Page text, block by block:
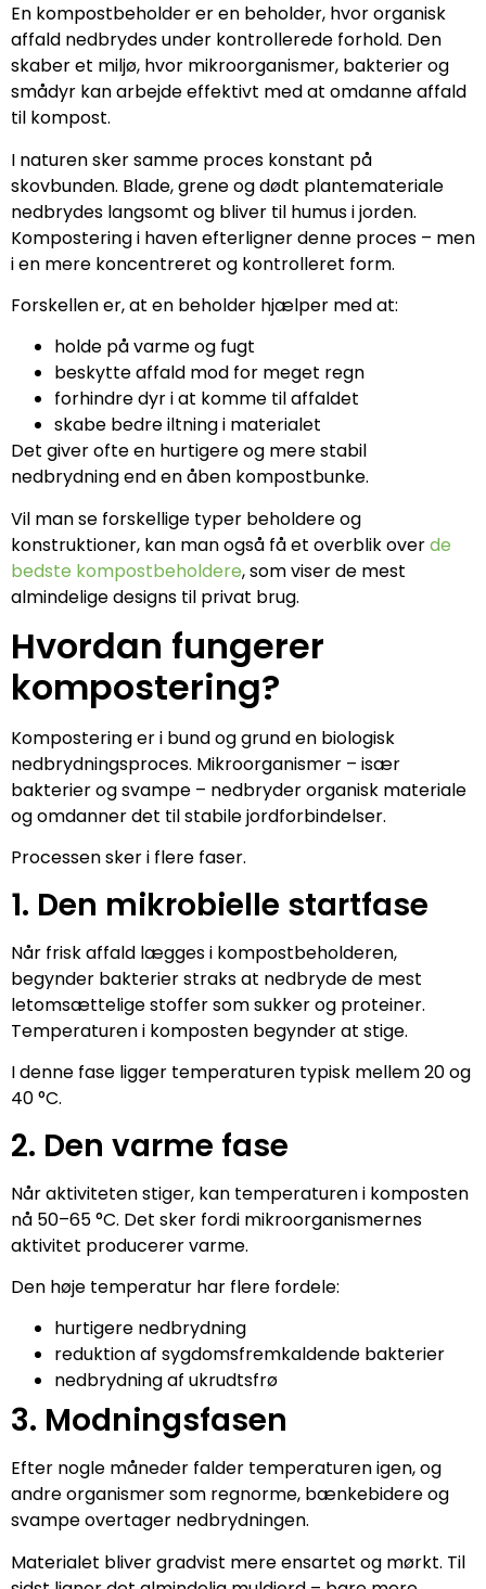
En kompostbeholder er en beholder, hvor organisk
affald nedbrydes under kontrollerede forhold. Den
skaber et miljø, hvor mikroorganismer, bakterier og
smådyr kan arbejde effektivt med at omdanne affald
til kompost.
I naturen sker samme proces konstant på
skovbunden. Blade, grene og dødt plantemateriale
nedbrydes langsomt og bliver til humus i jorden.
Kompostering i haven efterligner denne proces – men
i en mere koncentreret og kontrolleret form.
Forskellen er, at en beholder hjælper med at:
holde på varme og fugt
beskytte affald mod for meget regn
forhindre dyr i at komme til affaldet
skabe bedre iltning i materialet
Det giver ofte en hurtigere og mere stabil
nedbrydning end en åben kompostbunke.
Vil man se forskellige typer beholdere og
konstruktioner, kan man også få et overblik overde
bedste kompostbeholdere, som viser de mest
almindelige designs til privat brug.
Hvordan fungerer
kompostering?
Kompostering er i bund og grund en biologisk
nedbrydningsproces. Mikroorganismer – især
bakterier og svampe – nedbryder organisk materiale
og omdanner det til stabile jordforbindelser.
Processen sker i flere faser.
1. Den mikrobielle startfase
Når frisk affald lægges i kompostbeholderen,
begynder bakterier straks at nedbryde de mest
letomsættelige stoffer som sukker og proteiner.
Temperaturen i komposten begynder at stige.
I denne fase ligger temperaturen typisk mellem 20 og
40 °C.
2. Den varme fase
Når aktiviteten stiger, kan temperaturen i komposten
nå 50–65 °C. Det sker fordi mikroorganismernes
aktivitet producerer varme.
Den høje temperatur har flere fordele:
hurtigere nedbrydning
reduktion af sygdomsfremkaldende bakterier
nedbrydning af ukrudtsfrø
3. Modningsfasen
Efter nogle måneder falder temperaturen igen, og
andre organismer som regnorme, bænkebidere og
svampe overtager nedbrydningen.
Materialet bliver gradvist mere ensartet og mørkt. Til